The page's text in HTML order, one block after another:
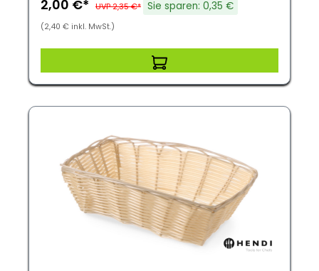
2,00 €* UVP 2,35 €* Sie sparen: 0,35 €
(2,40 € inkl. MwSt.)